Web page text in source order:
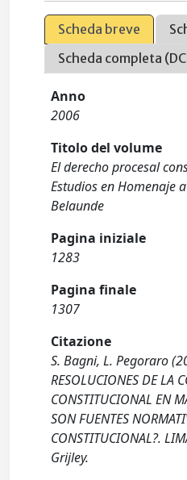
Scheda breve
Scheda completa
Anno
2006
Titolo del volume
El derecho procesal
Estudios en Homenaje
Belaunde
Pagina iniziale
1283
Pagina finale
1307
Citazione
S. Bagni, L. Pegoraro
RESOLUCIONES DE LA
CONSTITUCIONAL EN
SON FUENTES
CONSTITUCIONAL?.
Grijley.